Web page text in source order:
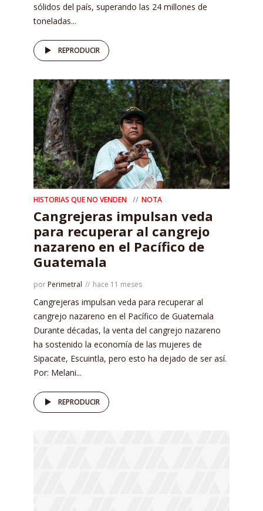
sólidos del país, superando las 24 millones de
toneladas...
REPRODUCIR
HISTORIAS QUE NO VENDEN NOTA
Cangrejeras impulsan veda
para recuperar al cangrejo
nazareno en el Pacífico de
Guatemala
por Perimetral hace 11 meses
Cangrejeras impulsan veda para recuperar al
cangrejo nazareno en el Pacífico de Guatemala
Durante décadas, la venta del cangrejo nazareno
ha sostenido la economía de las mujeres de
Sipacate, Escuintla, pero esto ha dejado de ser así.
Por: Melani...
REPRODUCIR